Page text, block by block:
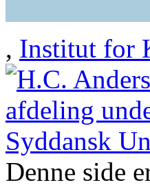
, Institut for
Denne side